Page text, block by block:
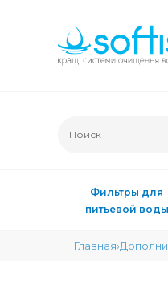
Фильтры для
питьевой воды
Главная